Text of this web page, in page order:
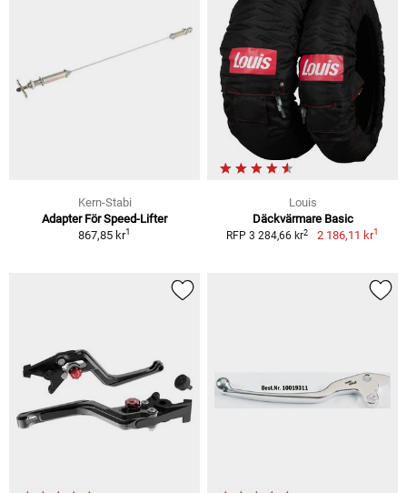
Kern-Stabi
Adapter För Speed-Lifter
867,85 kr1
Louis
Däckvärmare Basic
RFP 3 284,66 kr2 2 186,11 kr1